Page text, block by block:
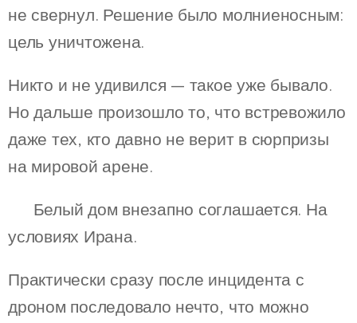
не свернул. Решение было молниеносным:
цель уничтожена.
Никто и не удивился — такое уже бывало.
Но дальше произошло то, что встревожило
даже тех, кто давно не верит в сюрпризы
на мировой арене.
📉 Белый дом внезапно соглашается. На
условиях Ирана.
Практически сразу после инцидента с
дроном последовало нечто, что можно